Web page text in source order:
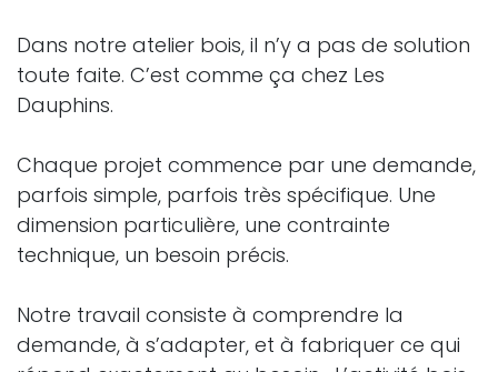
Dans notre atelier bois, il n’y a pas de solution
toute faite. C’est comme ça chez Les
Dauphins.
Chaque projet commence par une demande,
parfois simple, parfois très spécifique. Une
dimension particulière, une contrainte
technique, un besoin précis.
Notre travail consiste à comprendre la
demande, à s’adapter, et à fabriquer ce qui